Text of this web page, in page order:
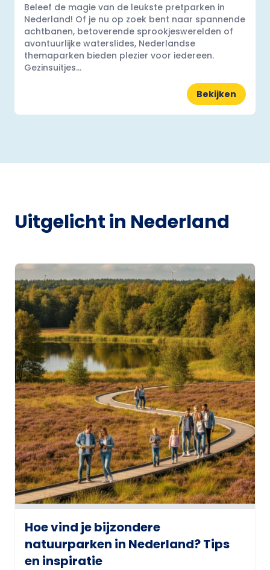
Beleef de magie van de leukste pretparken in
Nederland! Of je nu op zoek bent naar spannende
achtbanen, betoverende sprookjeswerelden of
avontuurlijke waterslides, Nederlandse
themaparken bieden plezier voor iedereen.
Gezinsuitjes...
Bekijken
Uitgelicht in Nederland
Hoe vind je bijzondere
natuurparken in Nederland? Tips
en inspiratie